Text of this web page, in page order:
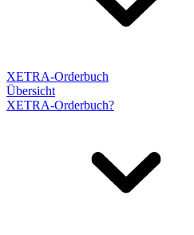
XETRA-Orderbuch
Übersicht
XETRA-Orderbuch?